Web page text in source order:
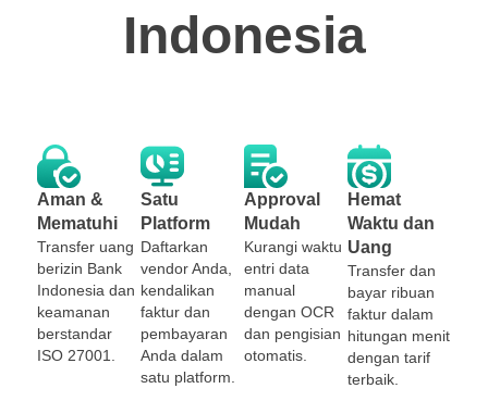
Indonesia
Aman &
Mematuhi
Transfer uang
berizin Bank
Indonesia dan
keamanan
berstandar
ISO 27001.
Satu
Platform
Daftarkan
vendor Anda,
kendalikan
faktur dan
pembayaran
Anda dalam
satu platform.
Approval
Mudah
Kurangi waktu
entri data
manual
dengan OCR
dan pengisian
otomatis.
Hemat
Waktu dan
Uang
Transfer dan
bayar ribuan
faktur dalam
hitungan menit
dengan tarif
terbaik.